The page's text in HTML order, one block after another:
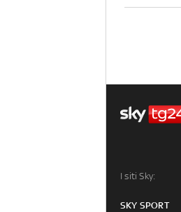
I siti Sky:
SKY SPORT